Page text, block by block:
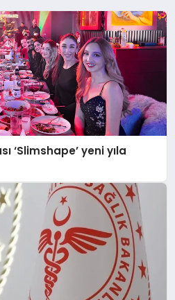
‘Slimshape’ yeni yıla